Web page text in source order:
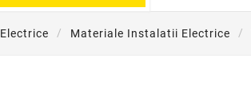
Electrice Materiale Instalatii Electrice